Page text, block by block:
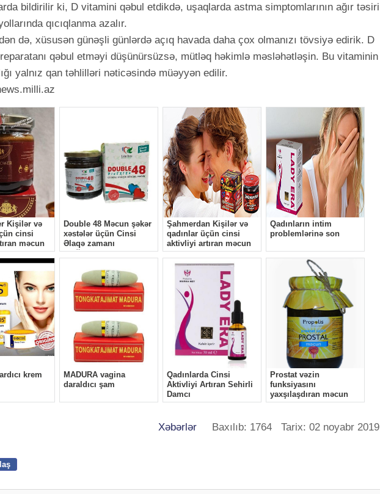
bildirilir ki, D vitamini qəbul etdikdə, uşaqlarda astma simptomlarının ağır təsiri
qıcıqlanma azalır.
də, xüsusən günəşli günlərdə açıq havada daha çox olmanızı tövsiyə edirik. D
qəbul etməyi düşünürsüzsə, mütləq həkimlə məsləhətləşin. Bu vitaminin
yalnız qan təhlilləri nəticəsində müəyyən edilir.
Xəbərlər Baxılıb: 1764 Tarix: 02 noyabr 2019